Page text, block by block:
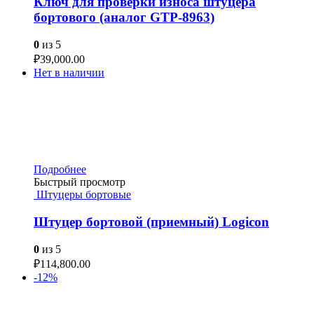
бортового (аналог GTP-8963)
0 из 5
₽39,000.00
Нет в наличии
Подробнее
Быстрый просмотр
Штуцеры бортовые
Штуцер бортовой (приемный) Logicon
0 из 5
₽114,800.00
-12%